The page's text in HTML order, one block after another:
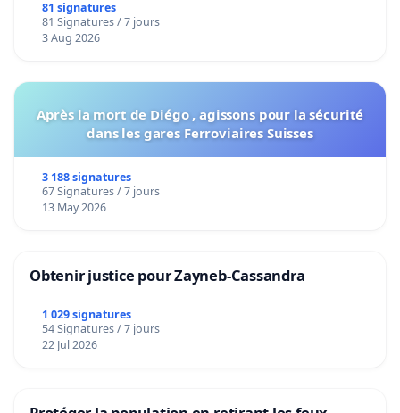
bediening van de wijken Strombeek en Het
Voor
81 signatures
81 Signatures / 7 jours
3 Aug 2026
Après la mort de Diégo , agissons pour la sécurité
dans les gares Ferroviaires Suisses
3 188 signatures
67 Signatures / 7 jours
13 May 2026
Obtenir justice pour Zayneb-Cassandra
1 029 signatures
54 Signatures / 7 jours
22 Jul 2026